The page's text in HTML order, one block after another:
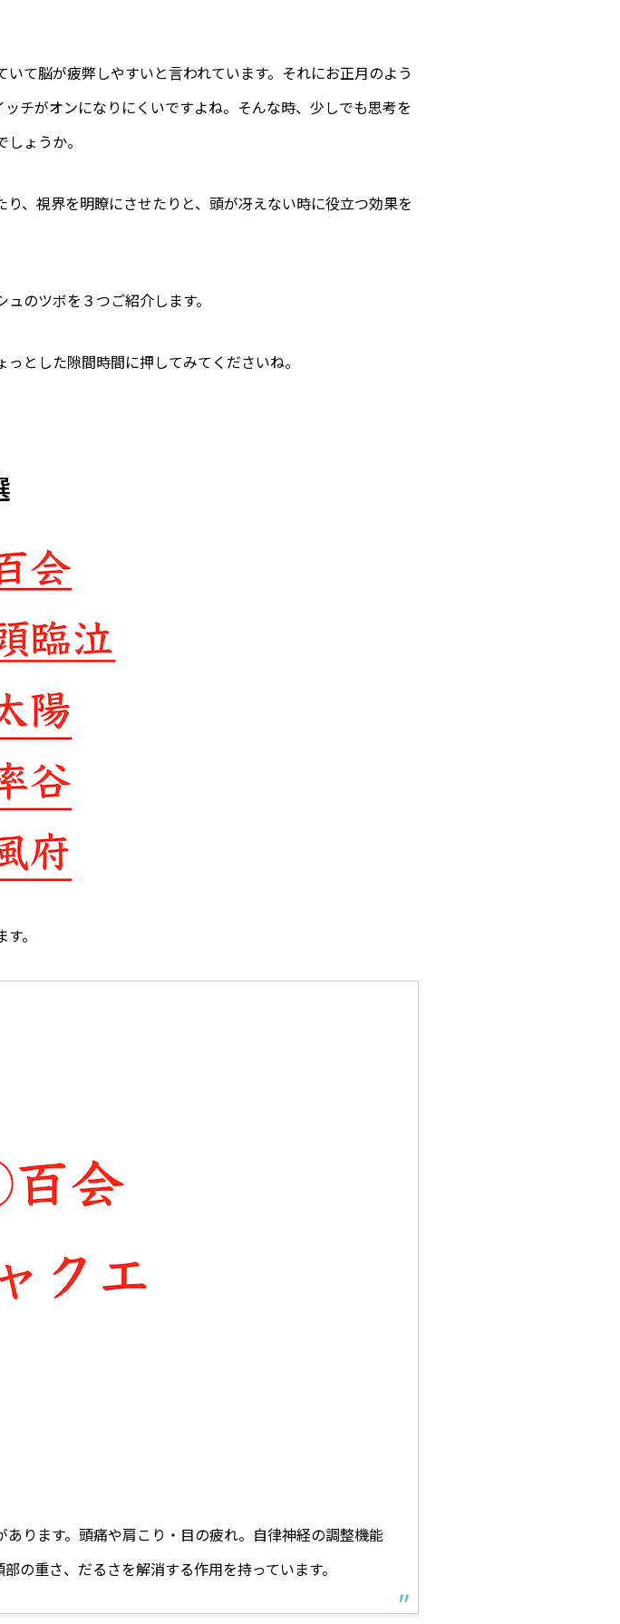
て脳が疲弊しやすいと言われています。それにお正月のよう
チがオンになりにくいですよね。そんな時、少しでも思考を
ょうか。
、視界を明瞭にさせたりと、頭が冴えない時に役立つ効果を
のツボを３つご紹介します。
とした隙間時間に押してみてくださいね。
。
ります。頭痛や肩こり・目の疲れ。自律神経の調整機能
の重さ、だるさを解消する作用を持っています。